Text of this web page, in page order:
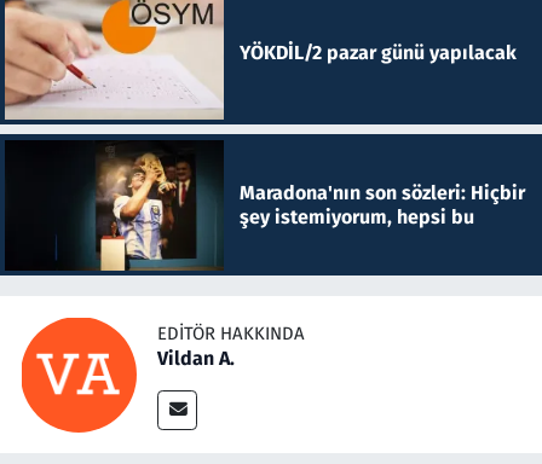
YÖKDİL/2 pazar günü yapılacak
Maradona'nın son sözleri: Hiçbir
şey istemiyorum, hepsi bu
EDITÖR HAKKINDA
Vildan A.